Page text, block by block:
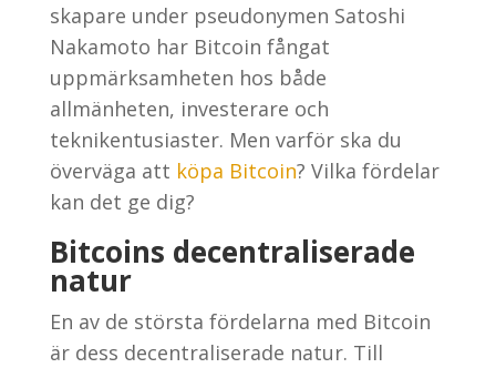
skapare under pseudonymen Satoshi
Nakamoto har Bitcoin fångat
uppmärksamheten hos både
allmänheten, investerare och
teknikentusiaster. Men varför ska du
överväga att köpa Bitcoin? Vilka fördelar
kan det ge dig?
Bitcoins decentraliserade
natur
En av de största fördelarna med Bitcoin
är dess decentraliserade natur. Till